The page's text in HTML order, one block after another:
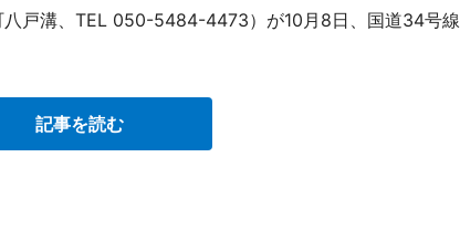
八戸溝、TEL 050-5484-4473）が10月8日、国道34号線
記事を読む